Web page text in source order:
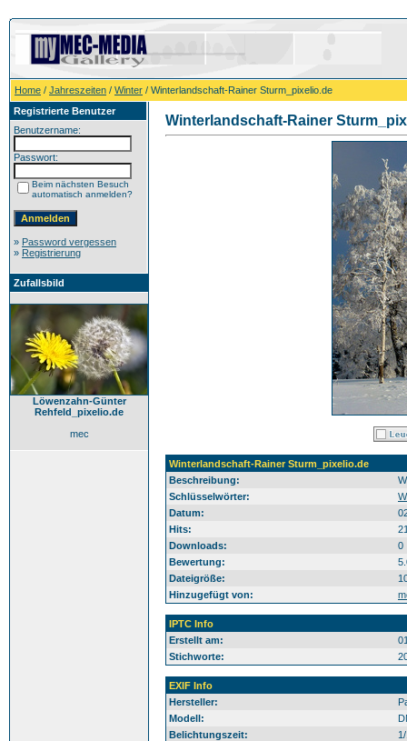
Home / Jahreszeiten / Winter / Winterlandschaft-Rainer Sturm_pixelio.de
Registrierte Benutzer
Benutzername:
Passwort:
Beim nächsten Besuch
automatisch anmelden?
» Password vergessen
» Registrierung
Zufallsbild
Löwenzahn-Günter
Rehfeld_pixelio.de
mec
Winterlandschaft-Rainer
Winterlandschaft-Rainer Sturm_pixelio.de
Beschreibung:
Schlüsselwörter:
Datum:
Hits:
Downloads:
0
Bewertung:
Dateigröße:
Hinzugefügt von:
IPTC Info
Erstellt am:
Stichworte:
EXIF Info
Hersteller:
Modell:
Belichtungszeit: